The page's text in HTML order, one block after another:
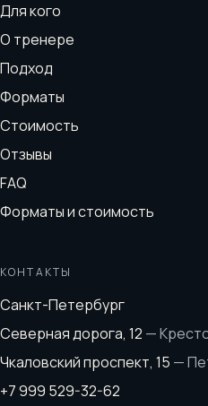
Для кого
О тренере
Подход
Форматы
Стоимость
Отзывы
FAQ
Форматы и стоимость
КОНТАКТЫ
Санкт-Петербург
Северная дорога, 12 —
Чкаловский проспект, 15 —
+7 999 529-32-62